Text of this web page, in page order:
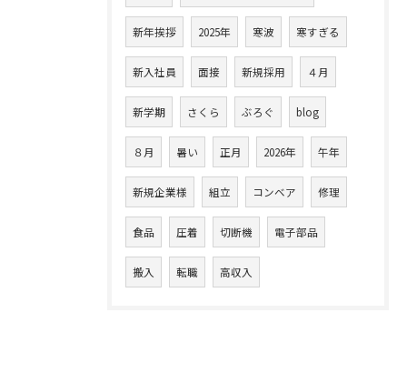
新年挨拶 2025年 寒波 寒すぎる
新入社員 面接 新規採用 ４月
新学期 さくら ぶろぐ blog
８月 暑い 正月 2026年 午年
新規企業様 組立 コンベア 修理
食品 圧着 切断機 電子部品
搬入 転職 高収入